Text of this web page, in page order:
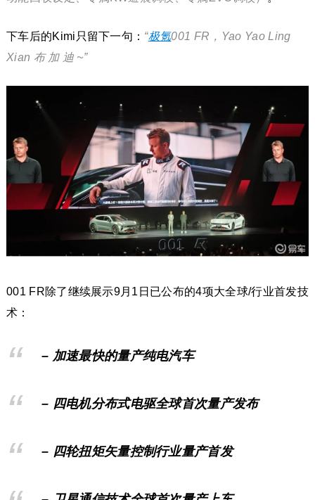
下车后的Kimi只留下一句： “极氪001 FR，Yao Yao Ling
Xian 布 加 迪 ~”
001 FR除了继续展示9月1日已公布的4项大全球/行业首发技
术：
– 加速最快的量产纯电汽车
– 四电机分布式电驱全球首次量产发布
– 四轮扭矩矢量控制行业量产首发